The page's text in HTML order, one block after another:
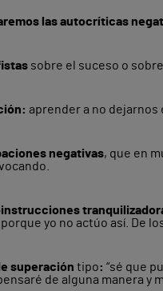
las autocríticas
sobre el suceso o
aprender a no
negativas, que en
yo no actúo así. De
superación tipo: “sé que
de alguna manera y